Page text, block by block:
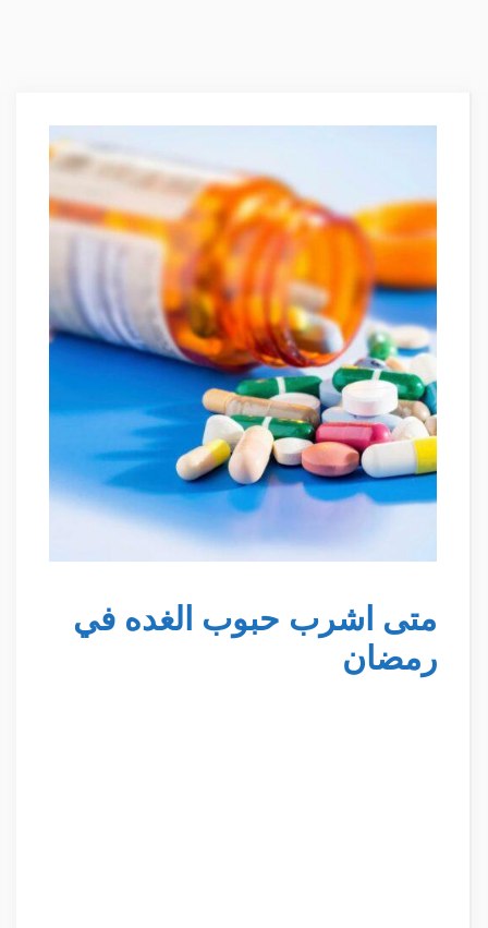
متى اشرب حبوب الغده في
رمضان